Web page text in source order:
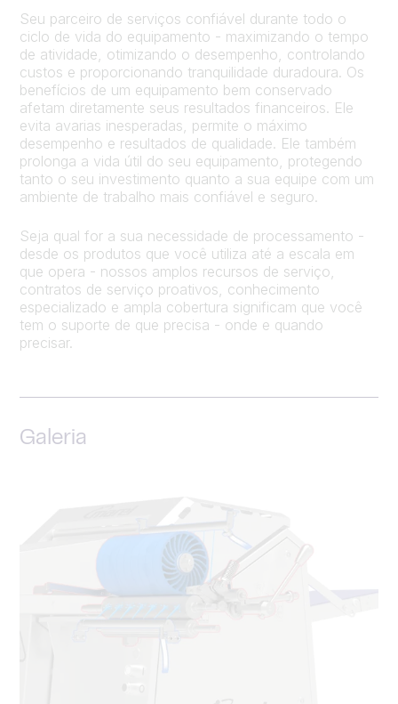
Seu parceiro de serviços confiável durante todo o
ciclo de vida do equipamento - maximizando o tempo
de atividade, otimizando o desempenho, controlando
custos e proporcionando tranquilidade duradoura. Os
benefícios de um equipamento bem conservado
afetam diretamente seus resultados financeiros. Ele
evita avarias inesperadas, permite o máximo
desempenho e resultados de qualidade. Ele também
prolonga a vida útil do seu equipamento, protegendo
tanto o seu investimento quanto a sua equipe com um
ambiente de trabalho mais confiável e seguro.
Seja qual for a sua necessidade de processamento -
desde os produtos que você utiliza até a escala em
que opera - nossos amplos recursos de serviço,
contratos de serviço proativos, conhecimento
especializado e ampla cobertura significam que você
tem o suporte de que precisa - onde e quando
precisar.
Galeria